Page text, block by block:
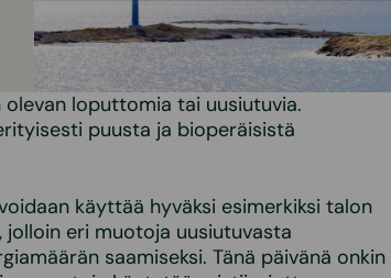
loputtomia tai uusiutuvia.
puusta ja bioperäisistä
käyttää hyväksi esimerkiksi talon
eri muotoja uusiutuvasta
saamiseksi. Tänä päivänä onkin